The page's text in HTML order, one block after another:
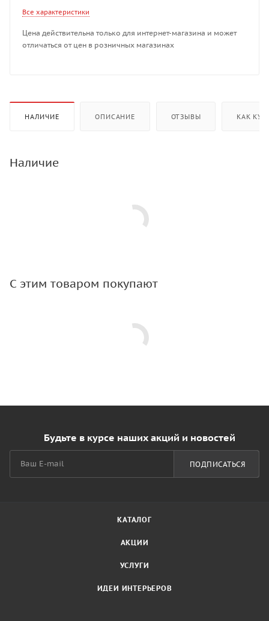
Все характеристики
Цена действительна только для интернет-магазина и может
отличаться от цен в розничных магазинах
НАЛИЧИЕ ОПИСАНИЕ ОТЗЫВЫ КАК
Наличие
С этим товаром покупают
Будьте в курсе наших акций и новостей
ПОДПИСАТЬСЯ
КАТАЛОГ
АКЦИИ
УСЛУГИ
ИДЕИ ИНТЕРЬЕРОВ